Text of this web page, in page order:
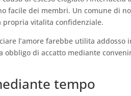
facile dei membri. Un comune di
propria vitalita confidenziale.
l’amore farebbe utilita addosso
obbligo di accatto mediante
tempo